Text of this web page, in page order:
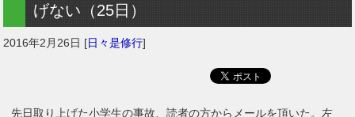
げない（25日）
2016年2月26日 [日々是修行]
先日取り上げた小学生の事故、読者の方からメールを頂いた。左